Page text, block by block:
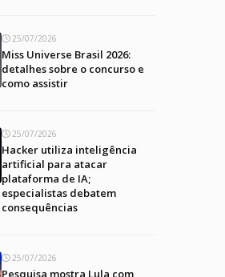
25/07/2026
Miss Universe Brasil 2026:
detalhes sobre o concurso e
como assistir
25/07/2026
Hacker utiliza inteligência
artificial para atacar
plataforma de IA;
especialistas debatem
consequências
25/07/2026
Pesquisa mostra Lula com